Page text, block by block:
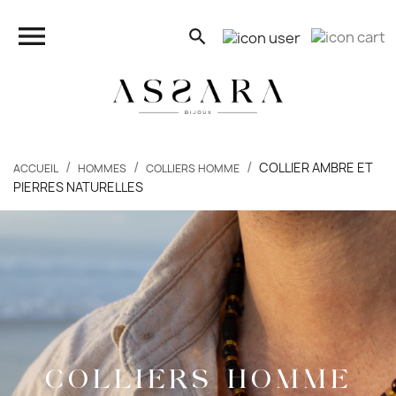
 search
close
FEMMES
PIERCINGS
BONS PLANS
ACCUEIL HOMMES COLLIERS HOMME
COLLIER AMBRE ET
PIERRES NATURELLES
COLLIERS HOMME